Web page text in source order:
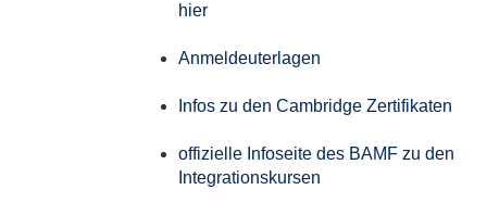
hier
Anmeldeuterlagen
Infos zu den Cambridge Zertifikaten
offizielle Infoseite des BAMF zu den
Integrationskursen